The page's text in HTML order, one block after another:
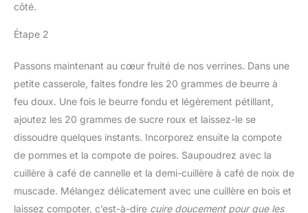
côté.
Étape 2
Passons maintenant au cœur fruité de nos verrines. Dans une
petite casserole, faites fondre les 20 grammes de beurre à
feu doux. Une fois le beurre fondu et légèrement pétillant,
ajoutez les 20 grammes de sucre roux et laissez-le se
dissoudre quelques instants. Incorporez ensuite la compote
de pommes et la compote de poires. Saupoudrez avec la
cuillère à café de cannelle et la demi-cuillère à café de noix de
muscade. Mélangez délicatement avec une cuillère en bois et
laissez compoter, c’est-à-dire cuire doucement pour que les